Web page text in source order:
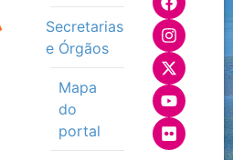
Secretarias
e Órgãos
Mapa
do
portal